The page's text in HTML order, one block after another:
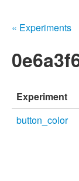
« Experiments
Experiment
button_color